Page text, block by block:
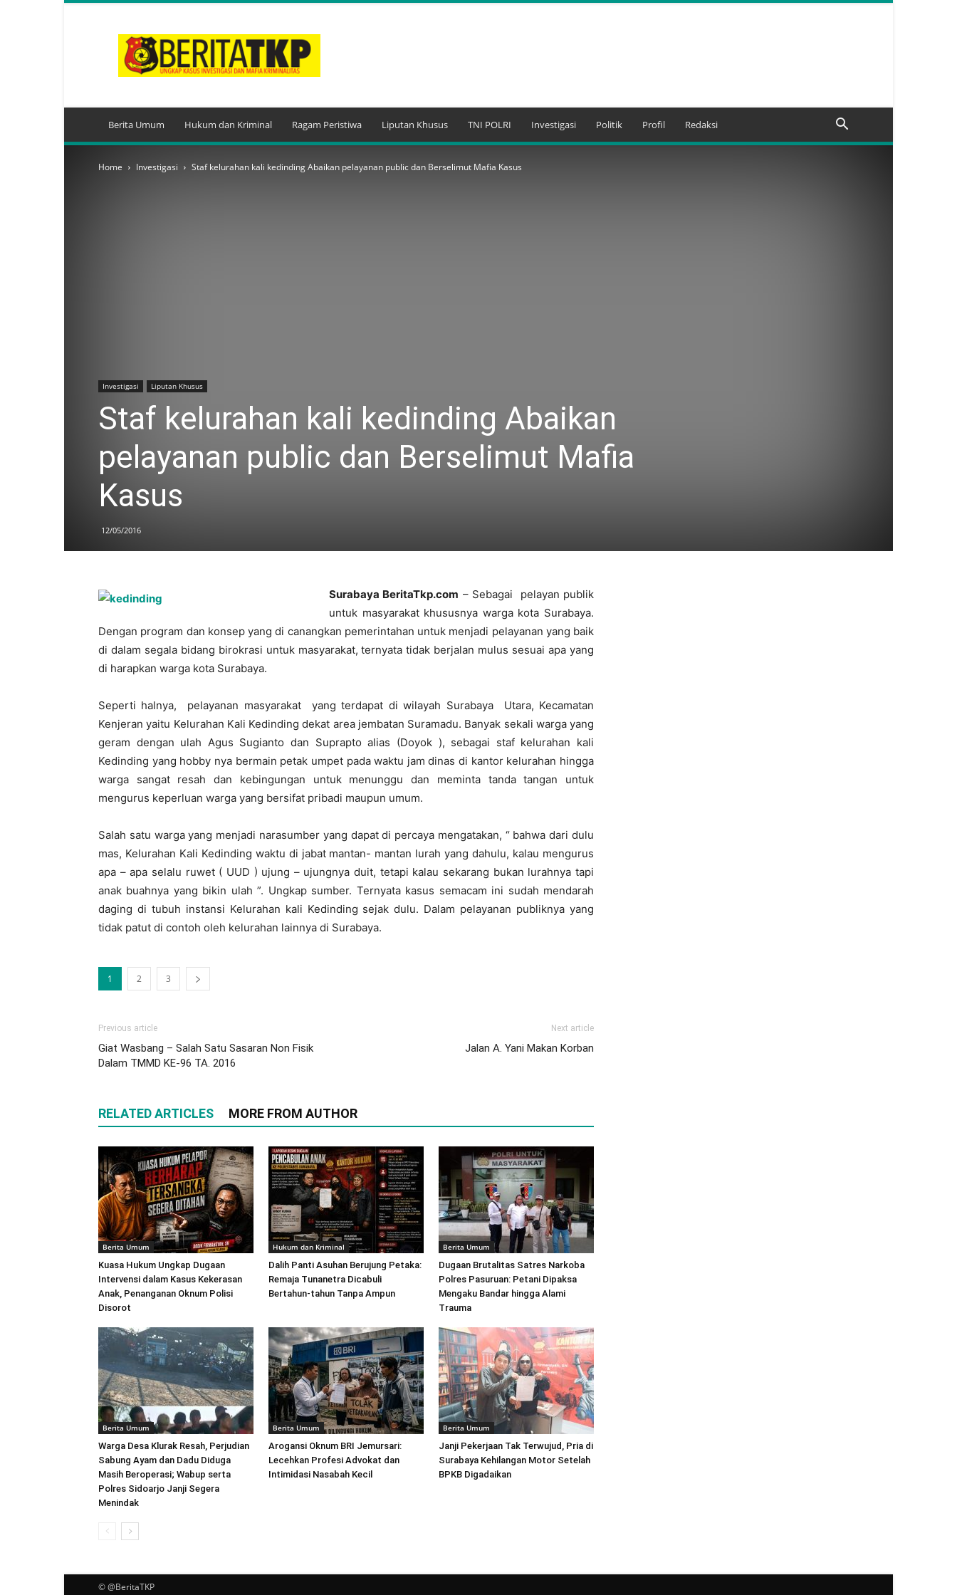
Berita Umum Hukum dan Kriminal Ragam Peristiwa Liputan Khusus TNI POLRI Investigasi Politik Profil Redaksi
Home Investigasi Staf kelurahan kali kedinding Abaikan pelayanan public dan Berselimut Mafia Kasus
Investigasi Liputan Khusus
Staf kelurahan kali kedinding Abaikan
pelayanan public dan Berselimut Mafia
Kasus
12/05/2016
Surabaya BeritaTkp.com – Sebagai pelayan publik
untuk masyarakat khususnya warga kota Surabaya.
Dengan program dan konsep yang di canangkan pemerintahan untuk menjadi pelayanan yang baik
di dalam segala bidang birokrasi untuk masyarakat, ternyata tidak berjalan mulus sesuai apa yang
di harapkan warga kota Surabaya.
Seperti halnya, pelayanan masyarakat yang terdapat di wilayah Surabaya Utara, Kecamatan
Kenjeran yaitu Kelurahan Kali Kedinding dekat area jembatan Suramadu. Banyak sekali warga yang
geram dengan ulah Agus Sugianto dan Suprapto alias (Doyok ), sebagai staf kelurahan kali
Kedinding yang hobby nya bermain petak umpet pada waktu jam dinas di kantor kelurahan hingga
warga sangat resah dan kebingungan untuk menunggu dan meminta tanda tangan untuk
mengurus keperluan warga yang bersifat pribadi maupun umum.
Salah satu warga yang menjadi narasumber yang dapat di percaya mengatakan, “ bahwa dari dulu
mas, Kelurahan Kali Kedinding waktu di jabat mantan- mantan lurah yang dahulu, kalau mengurus
apa – apa selalu ruwet ( UUD ) ujung – ujungnya duit, tetapi kalau sekarang bukan lurahnya tapi
anak buahnya yang bikin ulah ”. Ungkap sumber. Ternyata kasus semacam ini sudah mendarah
daging di tubuh instansi Kelurahan kali Kedinding sejak dulu. Dalam pelayanan publiknya yang
tidak patut di contoh oleh kelurahan lainnya di Surabaya.
1 2 3
Previous article
Giat Wasbang – Salah Satu Sasaran Non Fisik
Dalam TMMD KE-96 TA. 2016
Next article
Jalan A. Yani Makan Korban
RELATED ARTICLES MORE FROM AUTHOR
Berita Umum
Kuasa Hukum Ungkap Dugaan
Intervensi dalam Kasus Kekerasan
Anak, Penanganan Oknum Polisi
Disorot
Hukum dan Kriminal
Dalih Panti Asuhan Berujung Petaka:
Remaja Tunanetra Dicabuli
Bertahun-tahun Tanpa Ampun
Berita Umum
Dugaan Brutalitas Satres Narkoba
Polres Pasuruan: Petani Dipaksa
Mengaku Bandar hingga Alami
Trauma
Berita Umum
Warga Desa Klurak Resah, Perjudian
Sabung Ayam dan Dadu Diduga
Masih Beroperasi; Wabup serta
Polres Sidoarjo Janji Segera
Menindak
Berita Umum
Arogansi Oknum BRI Jemursari:
Lecehkan Profesi Advokat dan
Intimidasi Nasabah Kecil
Berita Umum
Janji Pekerjaan Tak Terwujud, Pria di
Surabaya Kehilangan Motor Setelah
BPKB Digadaikan
© @BeritaTKP